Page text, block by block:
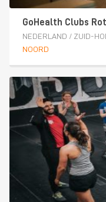
GoHealth Clubs
NEDERLAND / ZUID-
NOORD